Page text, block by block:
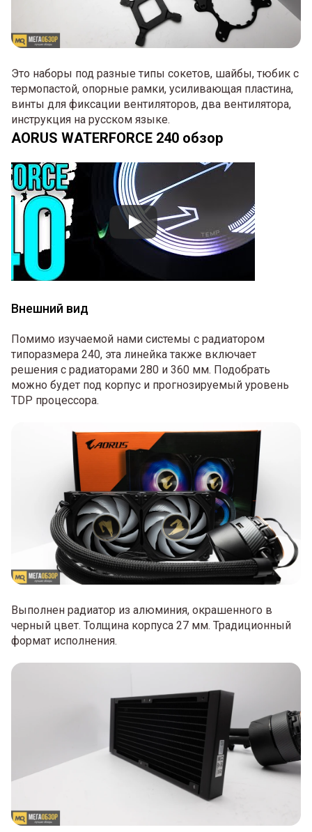
Это наборы под разные типы сокетов, шайбы, тюбик с
термопастой, опорные рамки, усиливающая пластина,
винты для фиксации вентиляторов, два вентилятора,
инструкция на русском языке.
AORUS WATERFORCE 240 обзор
Внешний вид
Помимо изучаемой нами системы с радиатором
типоразмера 240, эта линейка также включает
решения с радиаторами 280 и 360 мм. Подобрать
можно будет под корпус и прогнозируемый уровень
TDP процессора.
Выполнен радиатор из алюминия, окрашенного в
черный цвет. Толщина корпуса 27 мм. Традиционный
формат исполнения.